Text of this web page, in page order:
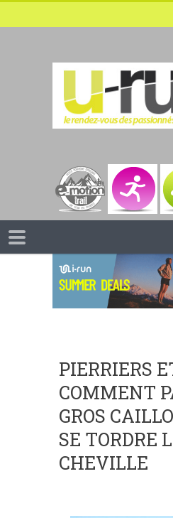
PIERRIERS
COMMENT
GROS
SE TORDRE
CHEVILLE